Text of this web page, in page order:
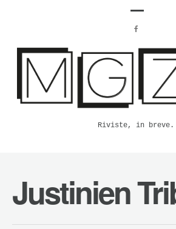
Riviste, in breve.
Justinien